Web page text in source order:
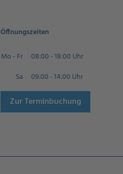
Öffnungszeiten
Mo - Fr
08:00 - 18:00 Uhr
Sa
09:00 - 14:00 Uhr
Zur Terminbuchung